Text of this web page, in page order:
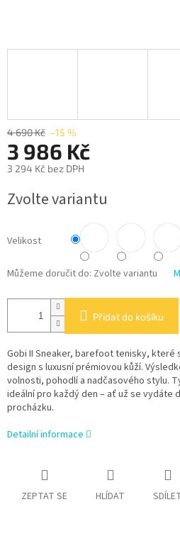
4 690 Kč –15 %
3 986 Kč
3 294 Kč bez DPH
cena:
Zvolte variantu
Velikost
Můžeme doručit do: Zvolte variantu
Přidat do košíku
Gobi II Sneaker, barefoot tenisky,
design s luxusní prémiovou kůží.
volnosti, pohodlí a nadčasového stylu.
ideální pro každý den – ať už se vydáte
procházku.
Detailní informace
ZEPTAT SE HLÍDAT